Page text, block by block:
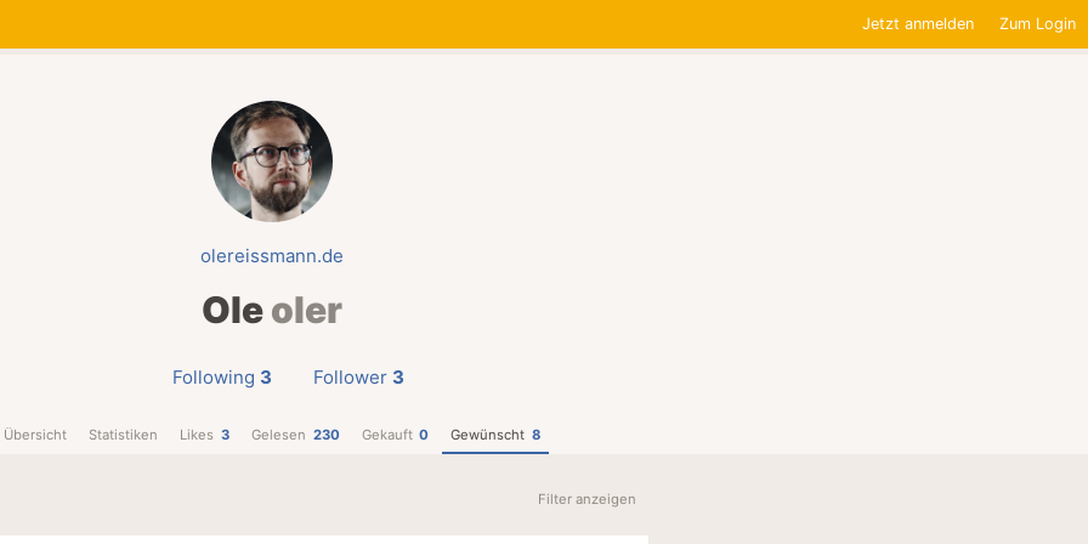
Jetzt anmelden Zum Login
olereissmann.de
Oleoler
Following 3 Follower 3
Übersicht Statistiken Likes 3 Gelesen 230 Gekauft 0 Gewünscht 8
Filter anzeigen